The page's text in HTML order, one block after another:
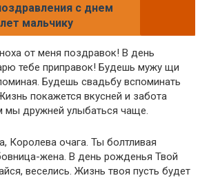
с днем
мальчику
от меня поздравок! В день
тебе приправок! Будешь мужу щи
Будешь свадьбу вспоминать
покажется вкусней и забота
мы дружней улыбаться чаще.
Королева очага. Ты болтливая
жена. В день рожденья Твой
веселись. Жизнь твоя пусть будет